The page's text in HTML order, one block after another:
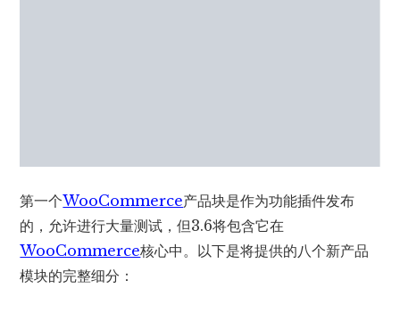
第一个WooCommerce产品块是作为功​​能插件发布
的，允许进行大量测试，但3.6将包含它在
WooCommerce核心中。以下是将提供的八个新产品
模块的完整细分：